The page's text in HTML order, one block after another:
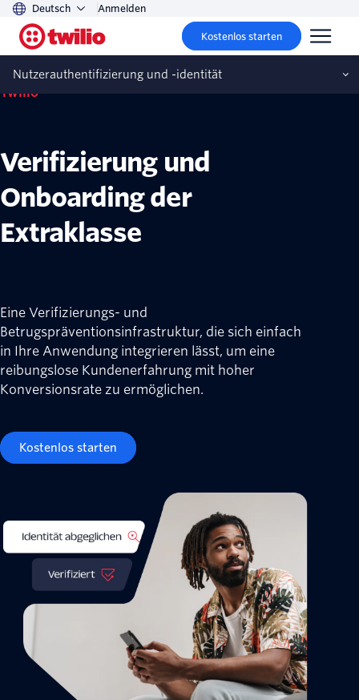
Deutsch Anmelden
Kostenlos starten
Nutzerauthentifizierung und -identität
Twilio hat Stytch Auth erworben. Mehr erfahren
Nutzerauthentifizierung und -identität von
Twilio
Verifizierung und
Onboarding der
Extraklasse
Eine Verifizierungs- und
Betrugspräventionsinfrastruktur, die sich einfach
in Ihre Anwendung integrieren lässt, um eine
reibungslose Kundenerfahrung mit hoher
Konversionsrate zu ermöglichen.
Kostenlos starten